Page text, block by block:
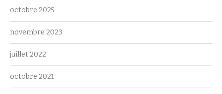
octobre 2025
novembre 2023
juillet 2022
octobre 2021